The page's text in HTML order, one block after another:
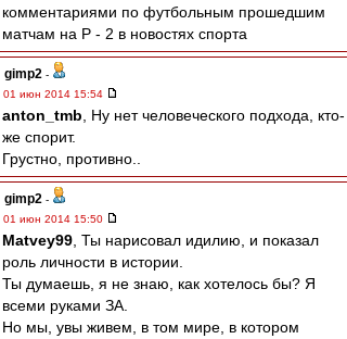
комментариями по футбольным прошедшим
матчам на Р - 2 в новостях спорта
gimp2 -
01 июн 2014 15:54
anton_tmb , Ну нет человеческого подхода, кто-
же спорит.
Грустно, противно..
gimp2 -
01 июн 2014 15:50
Matvey99 , Ты нарисовал идилию, и показал
роль личности в истории.
Ты думаешь, я не знаю, как хотелось бы? Я
всеми руками ЗА.
Но мы, увы живем, в том мире, в котором